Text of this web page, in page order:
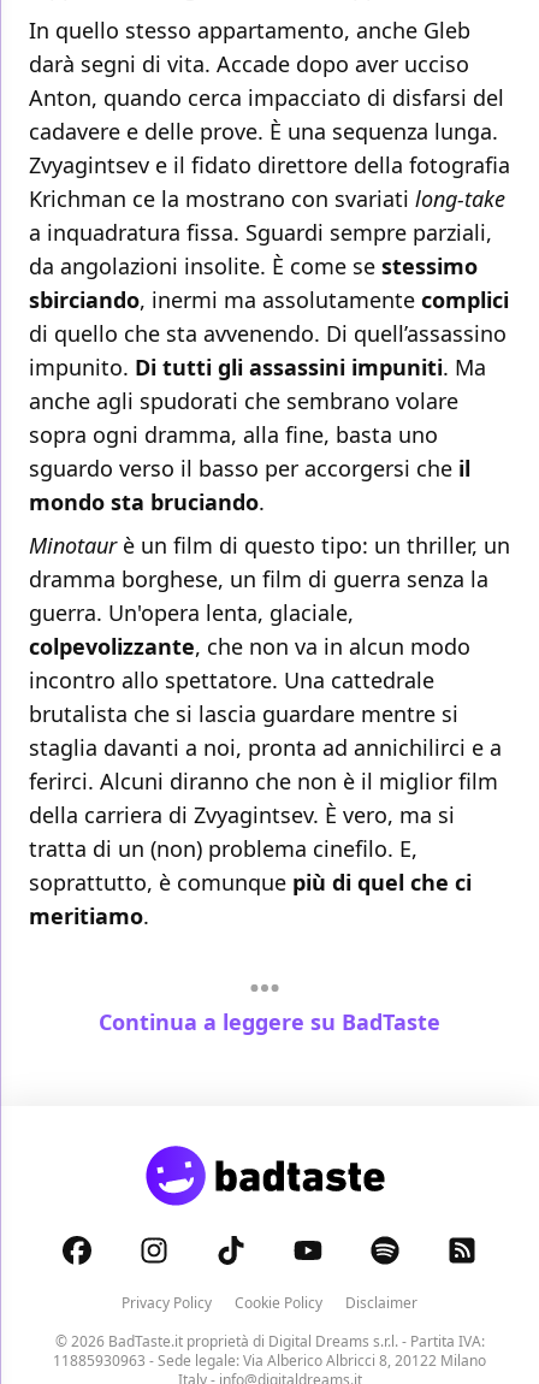
In quello stesso appartamento, anche Gleb
darà segni di vita. Accade dopo aver ucciso
Anton, quando cerca impacciato di disfarsi del
cadavere e delle prove. È una sequenza lunga.
Zvyagintsev e il fidato direttore della fotografia
Krichman ce la mostrano con svariati long-take
a inquadratura fissa. Sguardi sempre parziali,
da angolazioni insolite. È come se stessimo
sbirciando, inermi ma assolutamente complici
di quello che sta avvenendo. Di quell’assassino
impunito. Di tutti gli assassini impuniti. Ma
anche agli spudorati che sembrano volare
sopra ogni dramma, alla fine, basta uno
sguardo verso il basso per accorgersi che il
mondo sta bruciando.
Minotaurè un film di questo tipo: un thriller, un
dramma borghese, un film di guerra senza la
guerra. Un'opera lenta, glaciale,
colpevolizzante, che non va in alcun modo
incontro allo spettatore. Una cattedrale
brutalista che si lascia guardare mentre si
staglia davanti a noi, pronta ad annichilirci e a
ferirci. Alcuni diranno che non è il miglior film
della carriera di Zvyagintsev. È vero, ma si
tratta di un (non) problema cinefilo. E,
soprattutto, è comunque più di quel che ci
meritiamo.
Continua a leggere su BadTaste
Privacy Policy Cookie Policy
Disclaimer
© 2026 BadTaste.it proprietà di Digital Dreams s.r.l.- Partita IVA:
11885930963 - Sede legale: Via Alberico Albricci 8, 20122 Milano
Italy - info@digitaldreams.it